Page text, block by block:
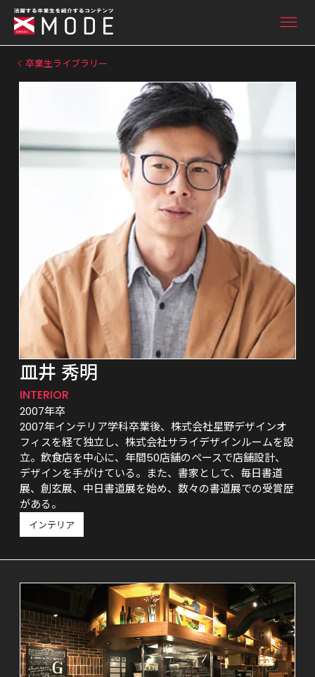
ニュース&インタビュー
卒業生ライブラリー
卒業生向け情報
卒業生ライブラリー
皿井 秀明
INTERIOR
2007年卒
2007年インテリア学科卒業後、株式会社星野デザインオ
フィスを経て独立し、株式会社サライデザインルームを設
立。飲食店を中心に、年間50店舗のペースで店舗設計、
デザインを手がけている。また、書家として、毎日書道
展、創玄展、中日書道展を始め、数々の書道展での受賞歴
がある。
インテリア